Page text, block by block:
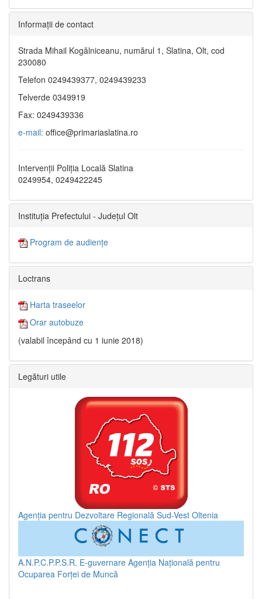
Informaţii de contact
Strada Mihail Kogălniceanu, numărul 1, Slatina, Olt, cod
230080
Telefon 0249439377, 0249439233
Telverde 0349919
Fax: 0249439336
e-mail: office@primariaslatina.ro
Intervenții Poliția Locală Slatina
0249954, 0249422245
Instituția Prefectului - Județul Olt
Program de audiențe
Loctrans
Harta traseelor
Orar autobuze
(valabil începând cu 1 iunie 2018)
Legături utile
Agenția pentru Dezvoltare Regională Sud-Vest Oltenia
A.N.P.C.P.P.S.R. E-guvernare Agenția Națională pentru
Ocuparea Forței de Muncă